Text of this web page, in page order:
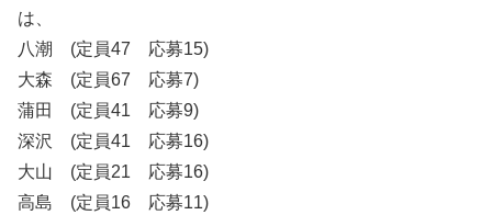
は、
八潮 (定員47 応募15)
大森 (定員67 応募7)
蒲田 (定員41 応募9)
深沢 (定員41 応募16)
大山 (定員21 応募16)
高島 (定員16 応募11)